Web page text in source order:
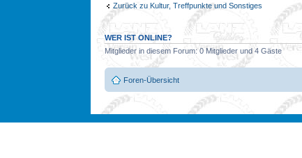
Zurück zu Kultur, Treffpunkte und Sonstiges
WER IST ONLINE?
Mitglieder in diesem Forum: 0 Mitglieder und 4 Gäste
Foren-Übersicht